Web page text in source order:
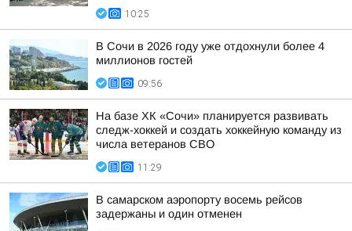
10:25
В Сочи в 2026 году уже отдохнули более 4
миллионов гостей
09:56
На базе ХК «Сочи» планируется развивать
следж-хоккей и создать хоккейную команду из
числа ветеранов СВО
11:29
В самарском аэропорту восемь рейсов
задержаны и один отменен